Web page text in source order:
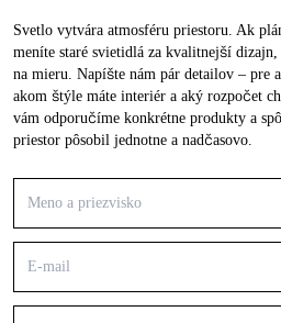
Svetlo vytvára atmosféru priestoru. Ak
meníte staré svietidlá za kvalitnejší
na mieru. Napíšte nám pár detailov – pre
akom štýle máte interiér a aký rozpočet
vám odporučíme konkrétne produkty a
priestor pôsobil jednotne a nadčasovo.